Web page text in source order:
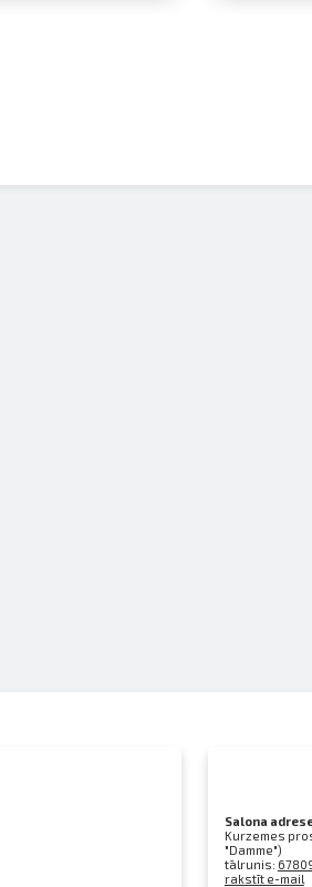
Salona
Kurzemes
"Damme")
tālrunis:
rakstīt e-mail